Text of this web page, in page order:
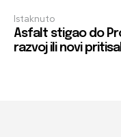
Istaknuto
Asfalt stigao do
razvoj ili novi